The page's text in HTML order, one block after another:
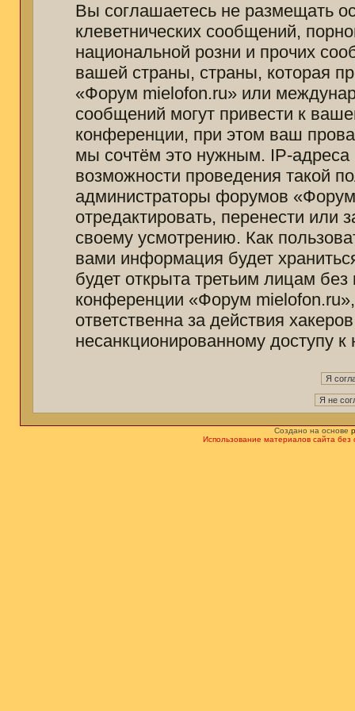
Вы соглашаетесь не размещать
клеветнических сообщений,
национальной розни и прочих
вашей страны, страны, которая
«Форум mielofon.ru» или
сообщений могут привести к
конференции, при этом ваш
мы сочтём это нужным. IP-
возможности проведения такой
администраторы форумов
отредактировать, перенести
своему усмотрению. Как
вами информация будет
будет открыта третьим лицам
конференции «Форум
ответственна за действия
несанкционированному доступу к
Создано на основе
Использование материалов сайта